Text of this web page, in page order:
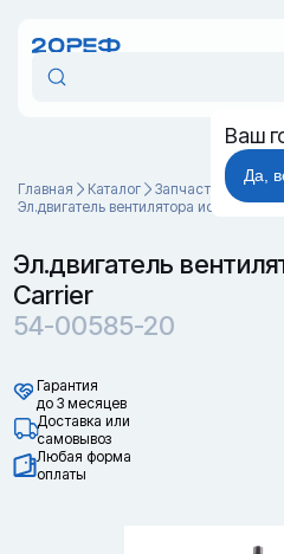
Ваш
Да,
Главная Каталог
Запчасти для
Эл.двигатель вентилятора
Эл.двигатель
Carrier
54-00585-20
Гарантия
до 3 месяцев
Доставка или
самовывоз
Любая форма
оплаты